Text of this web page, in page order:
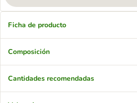
Ficha de producto
Composición
Cantidades recomendadas